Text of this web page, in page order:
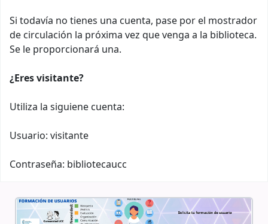
Si todavía no tienes una cuenta, pase por el mostrador
de circulación la próxima vez que venga a la biblioteca.
Se le proporcionará una.
¿Eres visitante?
Utiliza la siguiene cuenta:
Usuario: visitante
Contraseña: bibliotecaucc